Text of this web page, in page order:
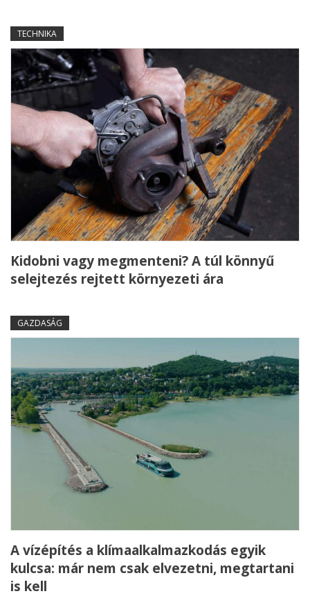
TECHNIKA
Kidobni vagy megmenteni? A túl könnyű
selejtezés rejtett környezeti ára
GAZDASÁG
A vízépítés a klímaalkalmazkodás egyik
kulcsa: már nem csak elvezetni, megtartani
is kell